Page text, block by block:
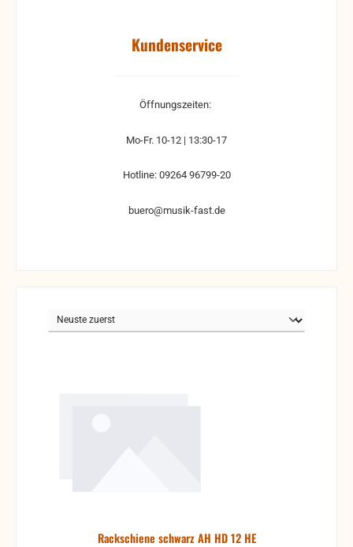
Kundenservice
Öffnungszeiten:
Mo-Fr. 10-12 | 13:30-17
Hotline: 09264 96799-20
buero@musik-fast.de
Rackschiene schwarz AH HD 12 HE